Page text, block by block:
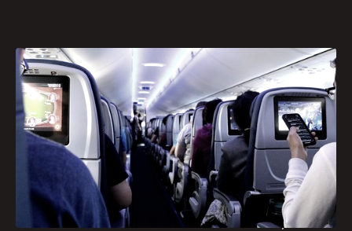
A British Airways enfrentou críticas recentemente
após um incidente envolvendo um passageiro
que havia solicitado um assento com espaço
adicional para as pernas devido ao uso de uma
bolsa de estomia.
Durante um voo internacional de 11 horas, o